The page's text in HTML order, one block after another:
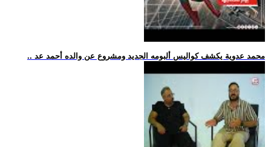
.. محمد عدوية يكشف كواليس ألبومه الجديد ومشروع عن والده أحمد عد